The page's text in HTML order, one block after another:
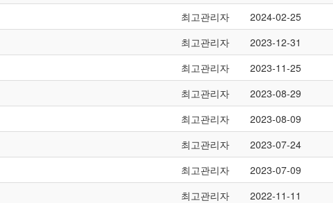
최고관리자
2024-02-25
최고관리자
2023-12-31
최고관리자
2023-11-25
최고관리자
2023-08-29
최고관리자
2023-08-09
최고관리자
2023-07-24
최고관리자
2023-07-09
최고관리자
2022-11-11